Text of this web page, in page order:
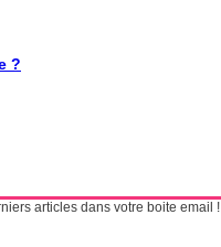
?
articles dans votre boite email !